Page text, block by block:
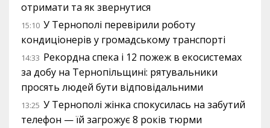
отримати та як звернутися
15:10 У Тернополі перевірили роботу
кондиціонерів у громадському транспорті
14:33 Рекордна спека і 12 пожеж в екосистемах
за добу на Тернопільщині: рятувальники
просять людей бути відповідальними
13:25 У Тернополі жінка спокусилась на забутий
телефон — їй загрожує 8 років тюрми